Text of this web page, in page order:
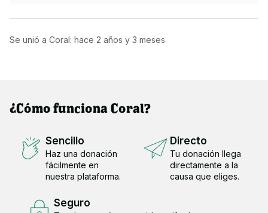
Se unió a Coral: hace 2 años y 3 meses
¿Cómo funciona Coral?
Sencillo
Haz una donación
fácilmente en
nuestra plataforma.
Directo
Tu donación llega
directamente a la
causa que eliges.
Seguro